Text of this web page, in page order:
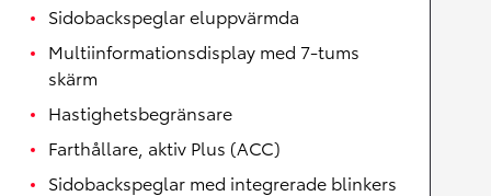
Sidobackspeglar eluppvärmda
Multiinformationsdisplay med 7-tums
skärm
Hastighetsbegränsare
Farthållare, aktiv Plus (ACC)
Sidobackspeglar med integrerade blinkers